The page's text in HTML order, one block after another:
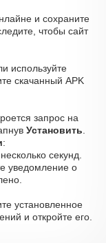
и сохраните
чтобы сайт
используйте
скачанный APK
запрос на
Установить
:
секунд.
уведомление о
установленное
и откройте его.